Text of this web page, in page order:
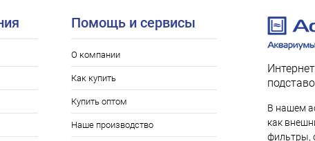
Помощь и сервисы
О компании
Как купить
Купить оптом
Наше производство
В нашем
как
фильтры,